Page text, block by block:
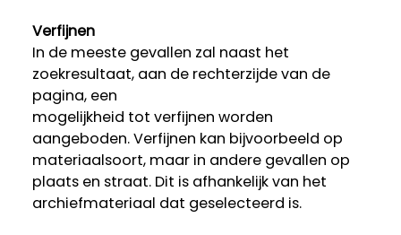
Verfijnen
In de meeste gevallen zal naast het
zoekresultaat, aan de rechterzijde van de
pagina, een
mogelijkheid tot verfijnen worden
aangeboden. Verfijnen kan bijvoorbeeld op
materiaalsoort, maar in andere gevallen op
plaats en straat. Dit is afhankelijk van het
archiefmateriaal dat geselecteerd is.